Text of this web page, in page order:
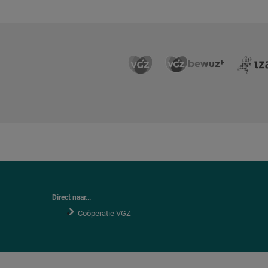
Direct naar...
Coöperatie VGZ